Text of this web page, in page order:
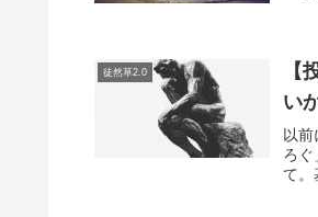
徒然草2.0
【
い
以
ろぐ
て。